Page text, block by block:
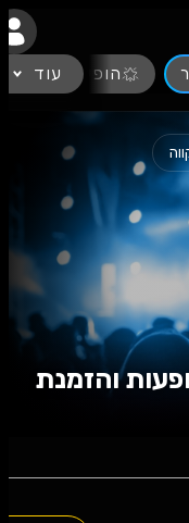
הופעות חיות
עוד
והזמנת